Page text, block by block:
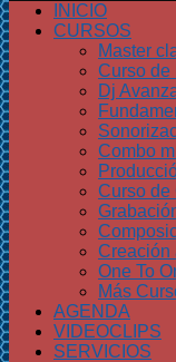
INICIO
CURSOS
Master
Curso de
Dj
Combo
Curso de
Creación
One To
Más
AGENDA
VIDEOCLIPS
SERVICIOS